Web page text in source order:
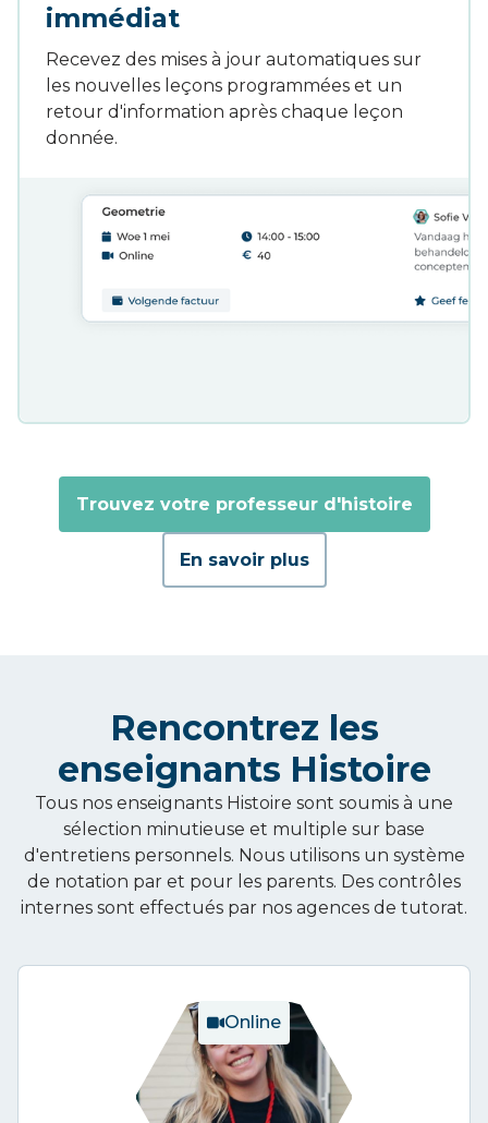
immédiat
Recevez des mises à jour automatiques sur
les nouvelles leçons programmées et un
retour d'information après chaque leçon
donnée.
Trouvez votre professeur d'histoire
En savoir plus
Rencontrez les
enseignants Histoire
Tous nos enseignants Histoire sont soumis à une
sélection minutieuse et multiple sur base
d'entretiens personnels. Nous utilisons un système
de notation par et pour les parents. Des contrôles
internes sont effectués par nos agences de tutorat.
Online